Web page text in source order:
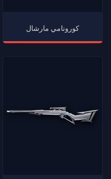
كورونامي مارشال